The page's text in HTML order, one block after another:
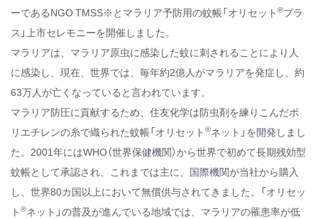
ーであるNGO TMSS※とマラリア予防用の蚊帳「オリセット ®プラ
ス」上市セレモニーを開催しました。
マラリアは、マラリア原虫に感染した蚊に刺されることにより人
に感染し、現在、世界では、毎年約2億人がマラリアを発症し、約
63万人が亡くなっていると言われています。
マラリア防圧に貢献するため、住友化学は防虫剤を練りこんだポ
リエチレンの糸で織られた蚊帳「オリセット ®ネット」を開発しまし
た。2001年にはWHO（世界保健機関）から世界で初めて長期残効型
蚊帳として承認され、これまでは主に、国際機関が当社から購入
し、世界80カ国以上において無償供与されてきました。「オリセッ
ト ®ネット」の普及が進んでいる地域では、マラリアの罹患率が低